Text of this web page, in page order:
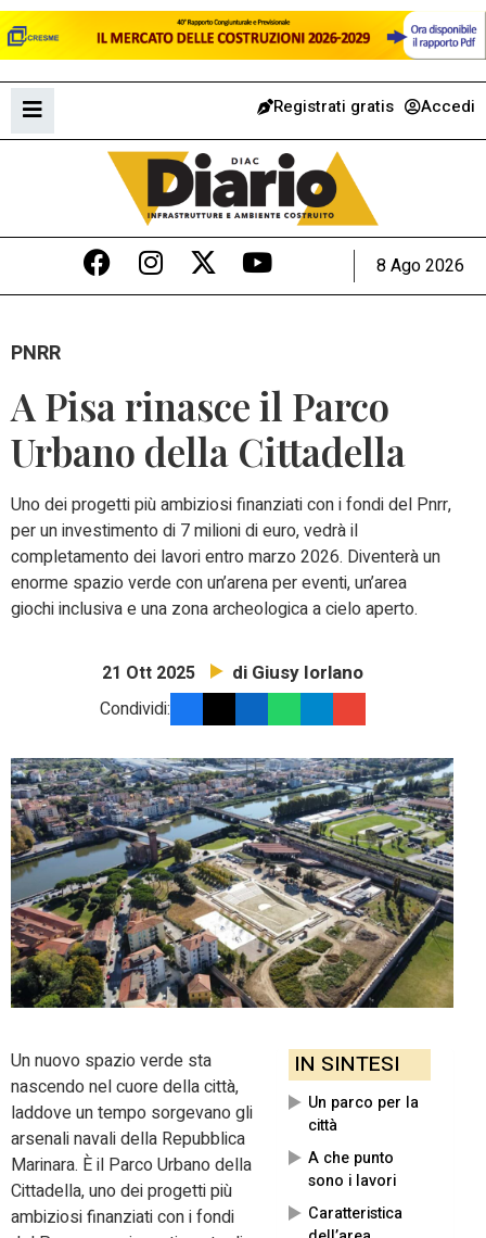
Registrati gratis Accedi
8 Ago 2026
PNRR
A Pisa rinasce il Parco
Urbano della Cittadella
Uno dei progetti più ambiziosi finanziati con i fondi del Pnrr,
per un investimento di 7 milioni di euro, vedrà il
completamento dei lavori entro marzo 2026. Diventerà un
enorme spazio verde con un’arena per eventi, un’area
giochi inclusiva e una zona archeologica a cielo aperto.
21 Ott 2025 di Giusy Iorlano
Condividi:
IN SINTESI
Un parco per la
città
A che punto
sono i lavori
Caratteristica
Un nuovo spazio verde sta
nascendo nel cuore della città,
laddove un tempo sorgevano gli
arsenali navali della Repubblica
Marinara. È il Parco Urbano della
Cittadella, uno dei progetti più
ambiziosi finanziati con i fondi